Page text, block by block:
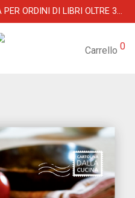
SPEDIZIONI GRATUITE IN ITALIA PER ORDINI DI LIBRI OLTRE 39 €
Carrello 0